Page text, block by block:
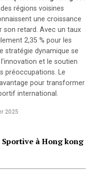
régions voisines
une croissance
son retard. Avec un taux
2,35 % pour les
stratégie dynamique se
l’innovation et le soutien
préoccupations. Le
pour transformer
international.
2025
à Hong kong